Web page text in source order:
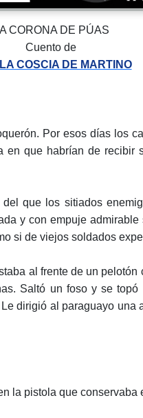
CORONA DE PÚAS
Cuento de
COSCIA DE MARTINO
Por esos días los
que habrían de recibir
que los sitiados
y con empuje
si de viejos soldados
al frente de un
Saltó un foso y se
dirigió al paraguayo una
la pistola que conservaba